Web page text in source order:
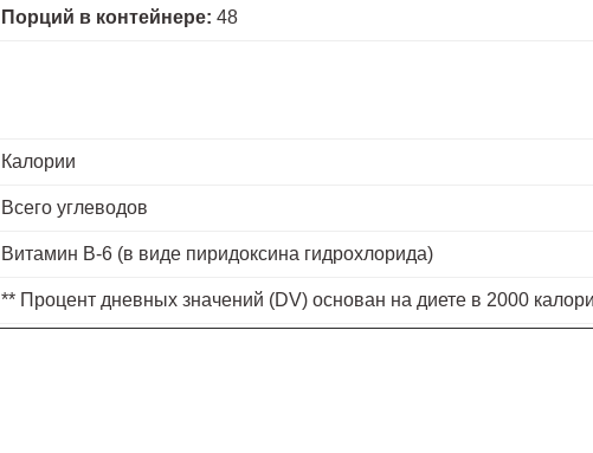
Порций в контейнере: 48
Калории
Всего углеводов
Витамин В-6 (в виде пиридоксина гидрохлорида)
** Процент дневных значений (DV) основан на диете в 2000